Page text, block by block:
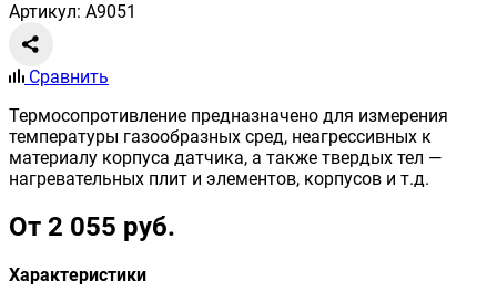
Артикул: A9051
Сравнить
Термосопротивление предназначено для измерения
температуры газообразных сред, неагрессивных к
материалу корпуса датчика, а также твердых тел —
нагревательных плит и элементов, корпусов и т.д.
От 2 055 руб.
Характеристики